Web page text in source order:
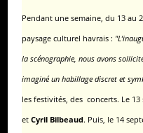
Pendant une semaine, du 13 au
paysage culturel havrais :
la scénographie, nous avons
imaginé un habillage discret et
les festivités, des concerts. Le
et Cyril Bilbeaud. Puis, le 14